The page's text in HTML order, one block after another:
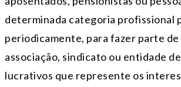
determinada categoria profissional
periodicamente, para fazer parte de
associação, sindicato ou entidade
lucrativos que represente os